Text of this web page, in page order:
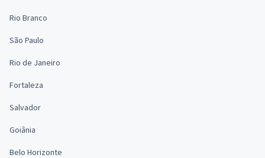
Rio Branco
São Paulo
Rio de Janeiro
Fortaleza
Salvador
Goiânia
Belo Horizonte